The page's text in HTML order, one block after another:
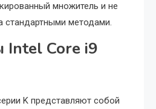
множитель и не
стандартными методами.
Intel Core i9
K представляют собой